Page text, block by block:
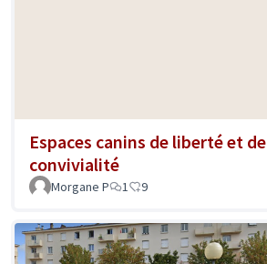
Espaces canins de liberté et de
convivialité
Morgane P 1 9